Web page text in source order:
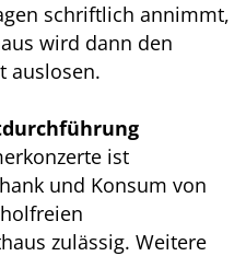
schriftlich annimmt,
wird dann den
auslosen.
ist
und Konsum von
zulässig. Weitere